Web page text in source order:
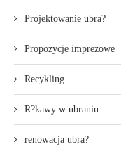
Projektowanie ubra?
Propozycje imprezowe
Recykling
R?kawy w ubraniu
renowacja ubra?